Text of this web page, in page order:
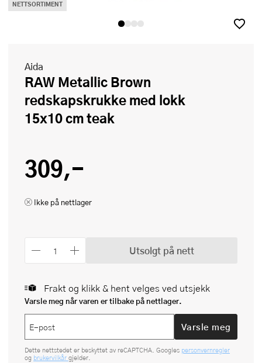
NETTSORTIMENT
Aida
RAW Metallic Brown
redskapskrukke med lokk
15x10 cm teak
309,-
Ikke på nettlager
Utsolgt på nett
Frakt og klikk & hent velges ved utsjekk
Varsle meg når varen er tilbake på nettlager.
Varsle meg
Dette nettstedet er beskyttet av reCAPTCHA. Googles personvernregler
og brukervilkår gjelder.